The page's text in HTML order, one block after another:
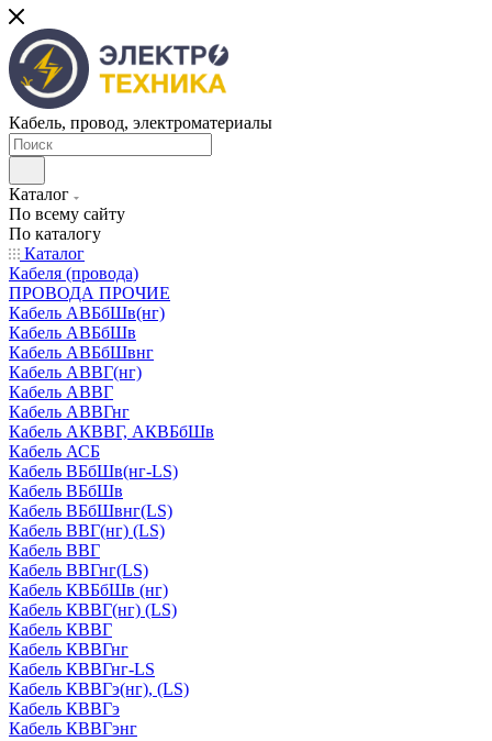
Кабель, провод, электроматериалы
Каталог
По всему сайту
По каталогу
Каталог
Кабеля (провода)
ПРОВОДА ПРОЧИЕ
Кабель АВБбШв(нг)
Кабель АВБбШв
Кабель АВБбШвнг
Кабель АВВГ(нг)
Кабель АВВГ
Кабель АВВГнг
Кабель АКВВГ, АКВБбШв
Кабель АСБ
Кабель ВБбШв(нг-LS)
Кабель ВБбШв
Кабель ВБбШвнг(LS)
Кабель ВВГ(нг) (LS)
Кабель ВВГ
Кабель ВВГнг(LS)
Кабель КВБбШв (нг)
Кабель КВВГ(нг) (LS)
Кабель КВВГ
Кабель КВВГнг
Кабель КВВГнг-LS
Кабель КВВГэ(нг), (LS)
Кабель КВВГэ
Кабель КВВГэнг